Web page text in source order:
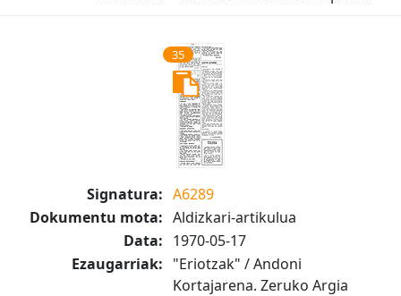
35
Signatura: A6289
Dokumentu mota: Aldizkari-artikulua
Data: 1970-05-17
Ezaugarriak: "Eriotzak" / Andoni
Kortajarena. Zeruko Argia